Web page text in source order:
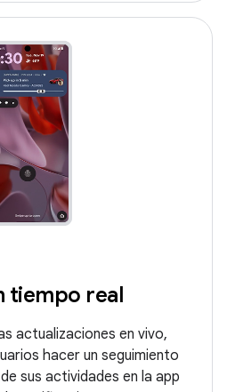
tiempo real
actualizaciones en vivo,
hacer un seguimiento
sus actividades en la app